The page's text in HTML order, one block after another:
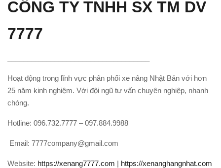
CÔNG TY TNHH SX TM DV
7777
Hoạt động trong lĩnh vực phân phối xe nâng Nhật Bản với hơn
25 năm kinh nghiệm. Với đội ngũ tư vấn chuyên nghiệp, nhanh
chóng.
Hotline: 096.732.7777 – 097.884.9988
Email: 7777company@gmail.com
Website: https://xenang7777.com | https://xenanghangnhat.com